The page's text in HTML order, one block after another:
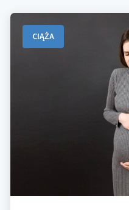
CIĄŻA